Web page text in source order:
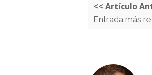
<< Artículo
Entrada más